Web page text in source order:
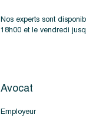
Nos experts sont
18h00 et le vendredi
Avocat
Employeur